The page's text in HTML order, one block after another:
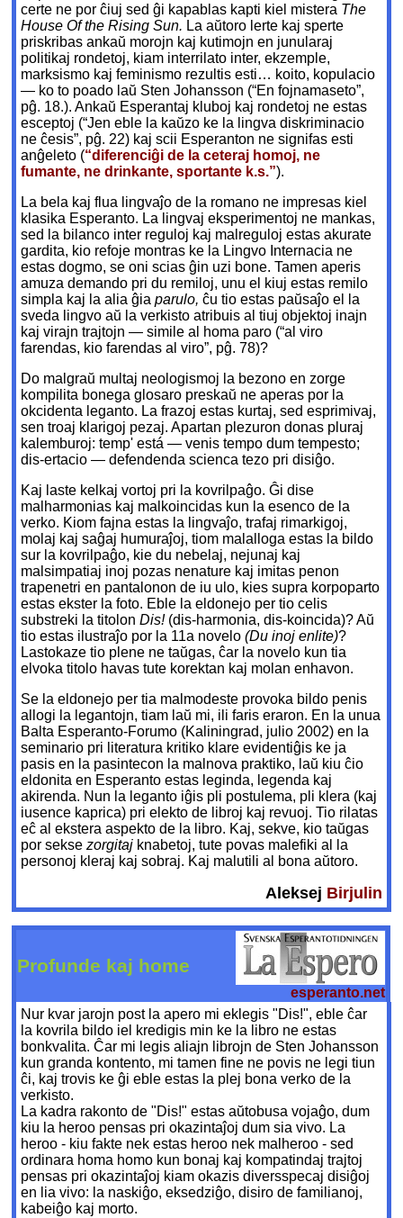
certe ne por ĉiuj sed ĝi kapablas kapti kiel mistera The
House Of the Rising Sun. La aŭtoro lerte kaj sperte
priskribas ankaŭ morojn kaj kutimojn en junularaj
politikaj rondetoj, kiam interrilato inter, ekzemple,
marksismo kaj feminismo rezultis esti… koito, kopulacio
— ko to poado laŭ Sten Johansson (“En fojnamaseto”,
pĝ. 18.). Ankaŭ Esperantaj kluboj kaj rondetoj ne estas
esceptoj (“Jen eble la kaŭzo ke la lingva diskriminacio
ne ĉesis”, pĝ. 22) kaj scii Esperanton ne signifas esti
anĝeleto (“diferenciĝi de la ceteraj homoj, ne
fumante, ne drinkante, sportante k.s.”).
La bela kaj flua lingvaĵo de la romano ne impresas kiel
klasika Esperanto. La lingvaj eksperimentoj ne mankas,
sed la bilanco inter reguloj kaj malreguloj estas akurate
gardita, kio refoje montras ke la Lingvo Internacia ne
estas dogmo, se oni scias ĝin uzi bone. Tamen aperis
amuza demando pri du remiloj, unu el kiuj estas remilo
simpla kaj la alia ĝiaparulo, ĉu tio estas paŭsaĵo el la
sveda lingvo aŭ la verkisto atribuis al tiuj objektoj inajn
kaj virajn trajtojn — simile al homa paro (“al viro
farendas, kio farendas al viro”, pĝ. 78)?
Do malgraŭ multaj neologismoj la bezono en zorge
kompilita bonega glosaro preskaŭ ne aperas por la
okcidenta leganto. La frazoj estas kurtaj, sed esprimivaj,
sen troaj klarigoj pezaj. Apartan plezuron donas pluraj
kalemburoj: temp' está — venis tempo dum tempesto;
dis-ertacio — defendenda scienca tezo pri disiĝo.
Kaj laste kelkaj vortoj pri la kovrilpaĝo. Ĝi dise
malharmonias kaj malkoincidas kun la esenco de la
verko. Kiom fajna estas la lingvaĵo, trafaj rimarkigoj,
molaj kaj saĝaj humuraĵoj, tiom malalloga estas la bildo
sur la kovrilpaĝo, kie du nebelaj, nejunaj kaj
malsimpatiaj inoj pozas nenature kaj imitas penon
trapenetri en pantalonon de iu ulo, kies supra korpoparto
estas ekster la foto. Eble la eldonejo per tio celis
substreki la titolonDis! (dis-harmonia, dis-koincida)? Aŭ
tio estas ilustraĵo por la 11a novelo(Du inoj enlite)?
Lastokaze tio plene ne taŭgas, ĉar la novelo kun tia
elvoka titolo havas tute korektan kaj molan enhavon.
Se la eldonejo per tia malmodeste provoka bildo penis
allogi la legantojn, tiam laŭ mi, ili faris eraron. En la unua
Balta Esperanto-Forumo (Kaliningrad, julio 2002) en la
seminario pri literatura kritiko klare evidentiĝis ke ja
pasis en la pasintecon la malnova praktiko, laŭ kiu ĉio
eldonita en Esperanto estas leginda, legenda kaj
akirenda. Nun la leganto iĝis pli postulema, pli klera (kaj
iusence kaprica) pri elekto de libroj kaj revuoj. Tio rilatas
eĉ al ekstera aspekto de la libro. Kaj, sekve, kio taŭgas
por seksezorgitaj knabetoj, tute povas malefiki al la
personoj kleraj kaj sobraj. Kaj malutili al bona aŭtoro.
Aleksej Birjulin
Profunde kaj home
esperanto.net
Nur kvar jarojn post la apero mi eklegis "Dis!", eble ĉar
la kovrila bildo iel kredigis min ke la libro ne estas
bonkvalita. Ĉar mi legis aliajn librojn de Sten Johansson
kun granda kontento, mi tamen fine ne povis ne legi tiun
ĉi, kaj trovis ke ĝi eble estas la plej bona verko de la
verkisto.
La kadra rakonto de "Dis!" estas aŭtobusa vojaĝo, dum
kiu la heroo pensas pri okazintaĵoj dum sia vivo. La
heroo - kiu fakte nek estas heroo nek malheroo - sed
ordinara homa homo kun bonaj kaj kompatindaj trajtoj
pensas pri okazintaĵoj kiam okazis diversspecaj disiĝoj
en lia vivo: la naskiĝo, eksedziĝo, disiro de familianoj,
kabeiĝo kaj morto.